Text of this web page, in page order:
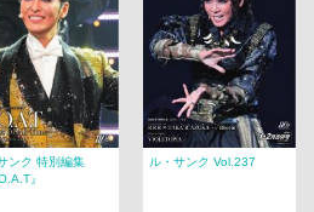
ンク 特別編集
』
ル・サンク Vol.237